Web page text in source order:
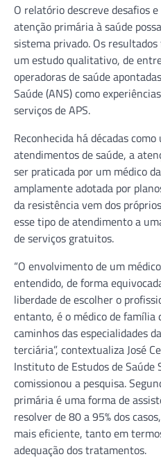
O relatório descreve desafios
atenção primária à saúde
sistema privado. Os
um estudo qualitativo, de
operadoras de saúde
Saúde (ANS) como
serviços de APS.
Reconhecida há décadas
atendimentos de saúde, a
ser praticada por um médico
amplamente adotada por
da resistência vem dos
esse tipo de atendimento a
de serviços gratuitos.
“O envolvimento de um
entendido, de forma
liberdade de escolher o
entanto, é o médico de família
caminhos das especialidades
terciária”, contextualiza José
Instituto de Estudos de Saúde
comissionou a pesquisa.
primária é uma forma de
resolver de 80 a 95% dos
mais eficiente, tanto em
adequação dos tratamentos.